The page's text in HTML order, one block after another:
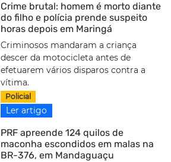
Crime brutal: homem é morto diante
do filho e polícia prende suspeito
horas depois em Maringá
Criminosos mandaram a criança
descer da motocicleta antes de
efetuarem vários disparos contra a
vítima.
Policial
Ler artigo
PRF apreende 124 quilos de
maconha escondidos em malas na
BR-376, em Mandaguaçu